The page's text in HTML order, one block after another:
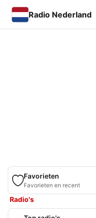
Radio Nederland
Favorieten
Favorieten en recent
Radio's